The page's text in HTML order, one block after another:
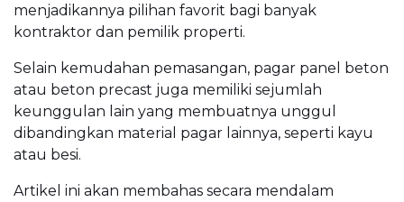
menjadikannya pilihan favorit bagi banyak
kontraktor dan pemilik properti.
Selain kemudahan pemasangan, pagar panel beton
atau beton precast juga memiliki sejumlah
keunggulan lain yang membuatnya unggul
dibandingkan material pagar lainnya, seperti kayu
atau besi.
Artikel ini akan membahas secara mendalam